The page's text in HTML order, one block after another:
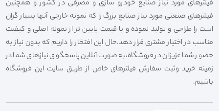
فیلترهای مورد نیاز صنایع خودرو سازی و مصرفی در کشور و همچنین
فیلترهای صنعتی مورد نیاز صنایع بزرگ را که نمونه خارجی آنها بسیار گران
است را طراحی و تولید نموده و با قیمت پایین تر از نمونه اصلی و کیفیت
مناسب در اختیار مشتری قرار دهد.حال این افتخار را داریم که بدون نیاز به
حضور شما عزیزان در فروشگاه،به صورت آنلاین پاسخگوی نیازهای شما در
زمینه خرید وثبت سفارش فیلترهای خاص از طریق سایت این فروشگاه
باشیم.